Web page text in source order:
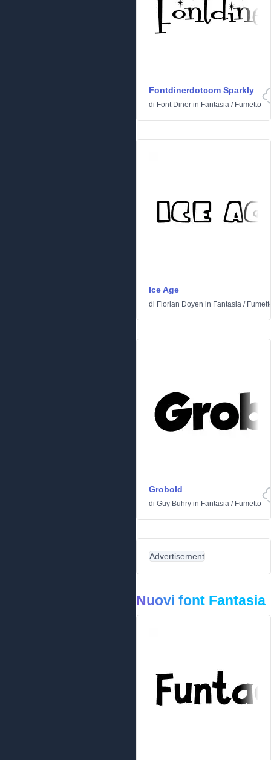
Fontdinerdotcom Sparkly
di Font Diner in Fantasia / Fumetto
Ice Age
di Florian Doyen in Fantasia /
Grobold
di Guy Buhry in Fantasia / Fumetto
Advertisement
Nuovi font Fantasia